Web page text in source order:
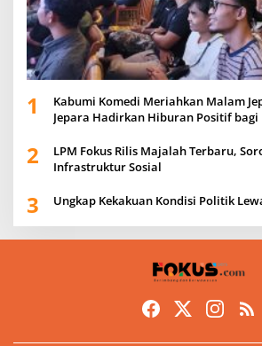
1
Kabumi Komedi Meriahkan Malam
Jepara Hadirkan Hiburan Positif
2
LPM Fokus Rilis Majalah Terbaru,
Infrastruktur Sosial
3 Ungkap Kekakuan Kondisi Politik